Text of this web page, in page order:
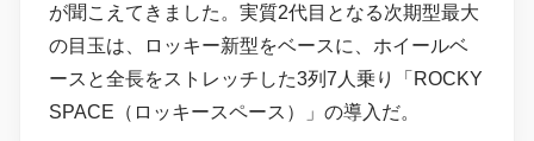
が聞こえてきました。実質2代目となる次期型最大
の目玉は、ロッキー新型をベースに、ホイールベ
ースと全長をストレッチした3列7人乗り「ROCKY
SPACE（ロッキースペース）」の導入だ。